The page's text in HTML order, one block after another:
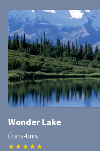
Wonder Lake
États-Unis
★ ★ ★ ★ ★